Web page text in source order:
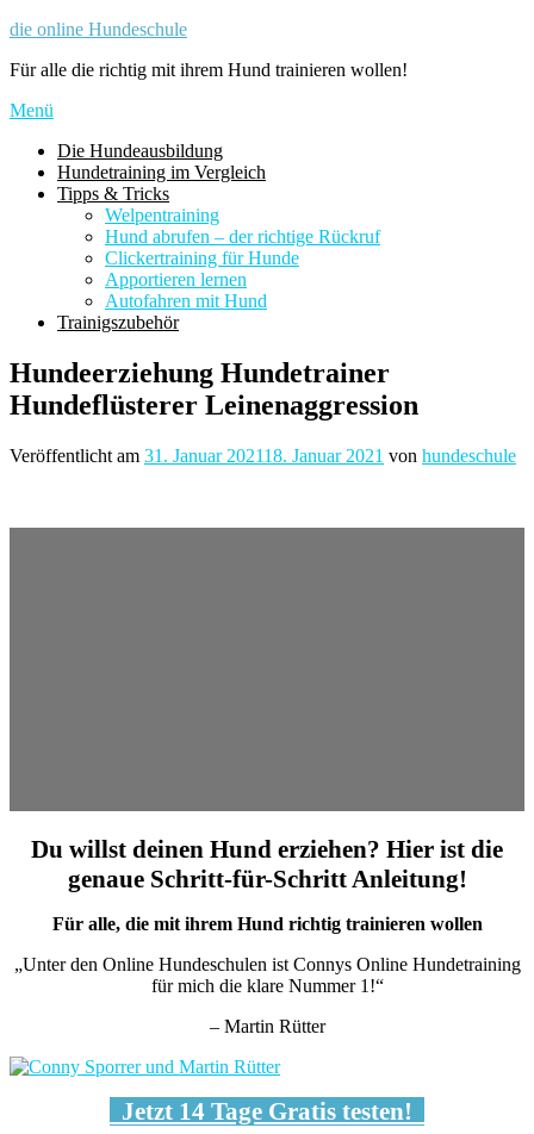
Zum
springen
die online Hundeschule
Für alle die richtig mit ihrem Hund trainieren wollen!
Menü
Die Hundeausbildung
Hundetraining im Vergleich
Tipps & Tricks
Welpentraining
Hund abrufen – der richtige Rückruf
Clickertraining für Hunde
Apportieren lernen
Autofahren mit Hund
Trainigszubehör
Hundeerziehung Hundetrainer
Hundeflüsterer Leinenaggression
Veröffentlicht am 31. Januar 202118. Januar 2021 von hundeschule
Du willst deinen Hund erziehen? Hier ist die
genaue Schritt-für-Schritt Anleitung!
Für alle, die mit ihrem Hund richtig trainieren wollen
„Unter den Online Hundeschulen ist Connys Online Hundetraining
für mich die klare Nummer 1!“
– Martin Rütter
Jetzt 14 Tage Gratis testen!